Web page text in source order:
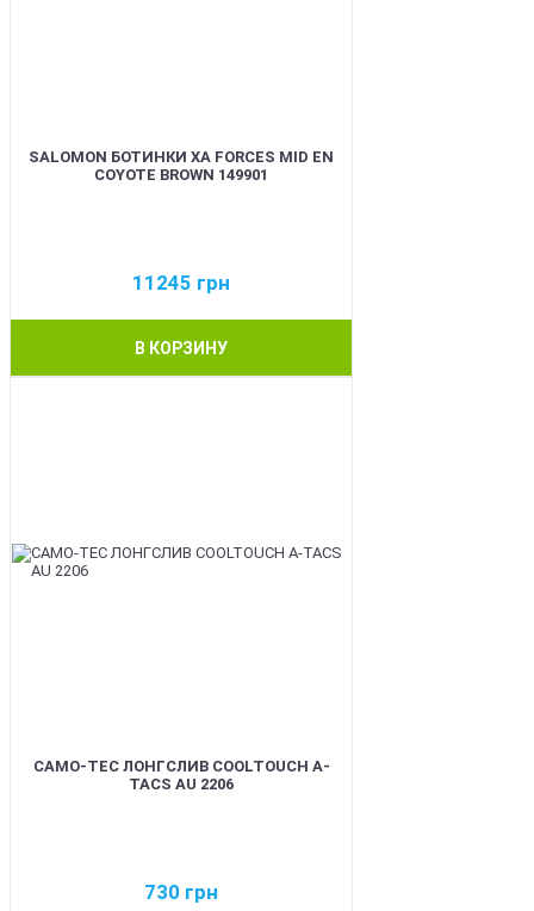
SALOMON БОТИНКИ XA FORCES MID EN
COYOTE BROWN 149901
11245 грн
В КОРЗИНУ
CAMO-TEC ЛОНГСЛИВ COOLTOUCH A-
TACS AU 2206
730 грн